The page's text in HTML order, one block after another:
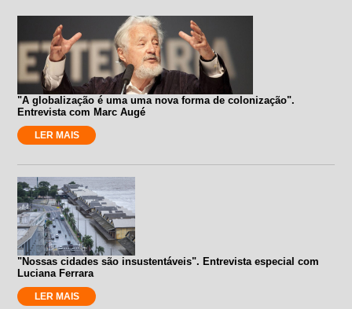
"A globalização é uma uma nova forma de colonização".
Entrevista com Marc Augé
LER MAIS
"Nossas cidades são insustentáveis". Entrevista especial com
Luciana Ferrara
LER MAIS